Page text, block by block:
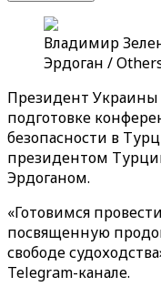
Владимир
Эрдоган /
Президент
подготовке
безопасности в
президентом
Эрдоганом.
«Готовимся
посвященную
свободе
Telegram-канале.